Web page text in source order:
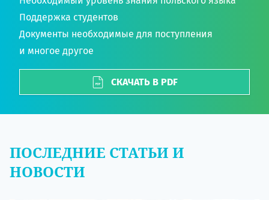
Поддержка студентов
Документы необходимые для поступления
и многое другое
СКАЧАТЬ В PDF
ПОСЛЕДНИЕ СТАТЬИ И
НОВОСТИ